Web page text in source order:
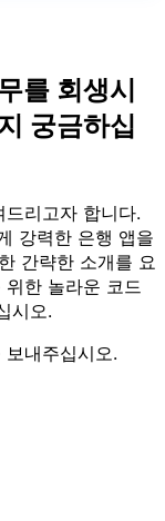
를 회생시
궁금하십
리고자 합니다.
강력한 은행 앱을
간략한 소개를 요
한 놀라운 코드
시오.
내주십시오.